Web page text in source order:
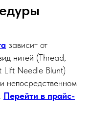
зависит от
нитей (Thread,
Lift Needle Blunt)
непосредственном
Перейти в прайс-